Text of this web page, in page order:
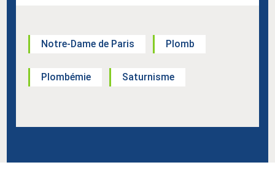
Notre-Dame de Paris Plomb
Plombémie Saturnisme